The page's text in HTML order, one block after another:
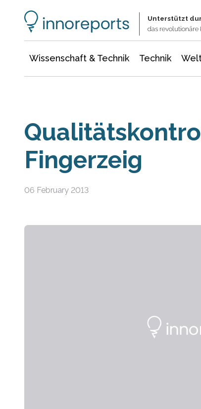
Unterstützt
das revolutionäre
Wissenschaft & Technik Technik
Fingerzeig
06 February 2013